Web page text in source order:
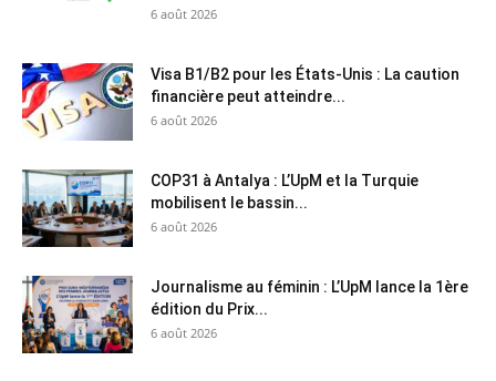
6 août 2026
Visa B1/B2 pour les États-Unis : La caution
financière peut atteindre...
6 août 2026
COP31 à Antalya : L’UpM et la Turquie
mobilisent le bassin...
6 août 2026
Journalisme au féminin : L’UpM lance la 1ère
édition du Prix...
6 août 2026